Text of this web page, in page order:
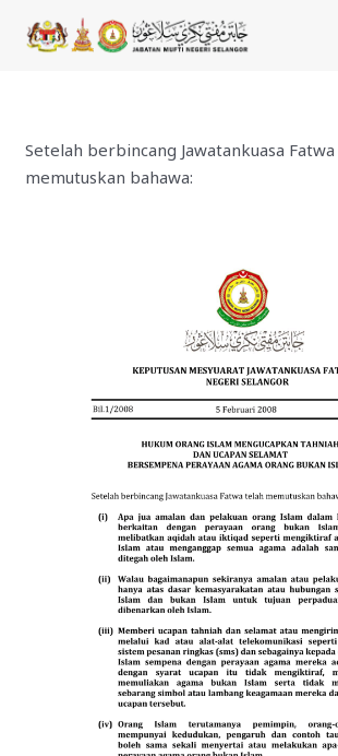
Setelah berbincang Jawatankuasa
memutuskan bahawa: